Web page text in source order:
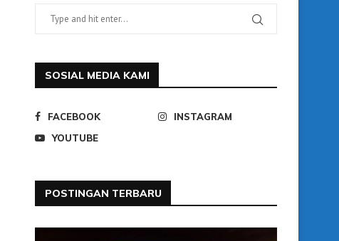
SOSIAL MEDIA KAMI
FACEBOOK
INSTAGRAM
YOUTUBE
POSTINGAN TERBARU